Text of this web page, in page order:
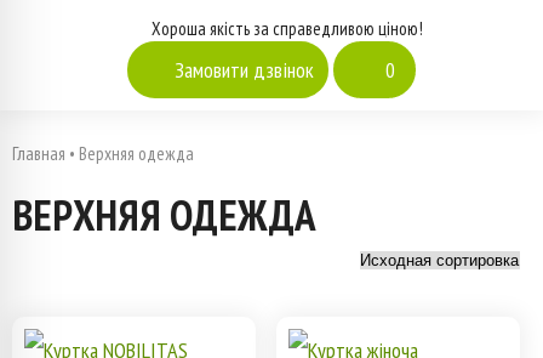
Хороша якість за справедливою ціною!
Замовити дзвінок 0
Главная • Верхняя одежда
ВЕРХНЯЯ ОДЕЖДА